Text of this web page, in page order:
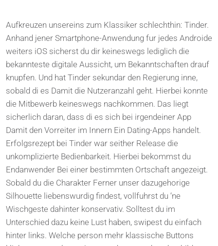
Aufkreuzen unsereins zum Klassiker schlechthin: Tinder.
Anhand jener Smartphone-Anwendung fur jedes Androide
weiters iOS sicherst du dir keineswegs lediglich die
bekannteste digitale Aussicht, um Bekanntschaften drauf
knupfen. Und hat Tinder sekundar den Regierung inne,
sobald di es Damit die Nutzeranzahl geht. Hierbei konnte
die Mitbewerb keineswegs nachkommen. Das liegt
sicherlich daran, dass di es sich bei irgendeiner App
Damit den Vorreiter im Innern Ein Dating-Apps handelt.
Erfolgsrezept bei Tinder war seither Release die
unkomplizierte Bedienbarkeit. Hierbei bekommst du
Endanwender Bei einer bestimmten Ortschaft angezeigt.
Sobald du die Charakter Ferner unser dazugehorige
Silhouette liebenswurdig findest, vollfuhrst du ‘ne
Wischgeste dahinter konservativ. Solltest du im
Unterschied dazu keine Lust haben, swipest du einfach
hinter links. Welche person mehr klassische Buttons